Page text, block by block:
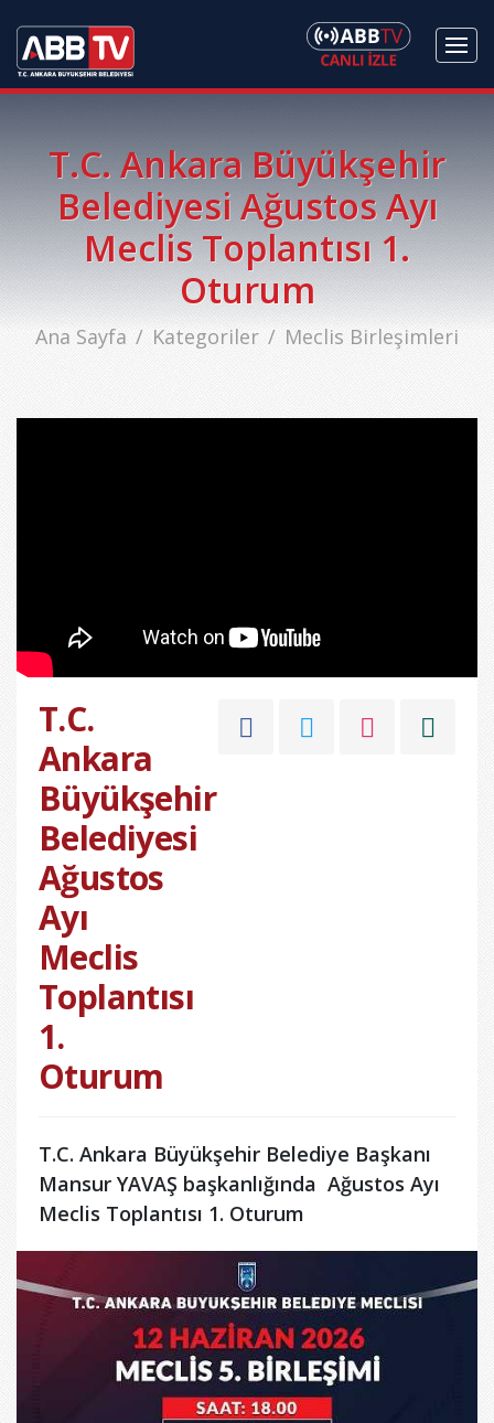
T.C. Ankara Büyükşehir
Belediyesi Ağustos Ayı
Meclis Toplantısı 1.
Oturum
Ana Sayfa Kategoriler Meclis Birleşimleri
T.C.
Ankara
Büyükşehir
Belediyesi
Ağustos
Ayı
Meclis
Toplantısı
1.
Oturum
T.C. Ankara Büyükşehir Belediye Başkanı
Mansur YAVAŞ başkanlığında Ağustos Ayı
Meclis Toplantısı 1. Oturum